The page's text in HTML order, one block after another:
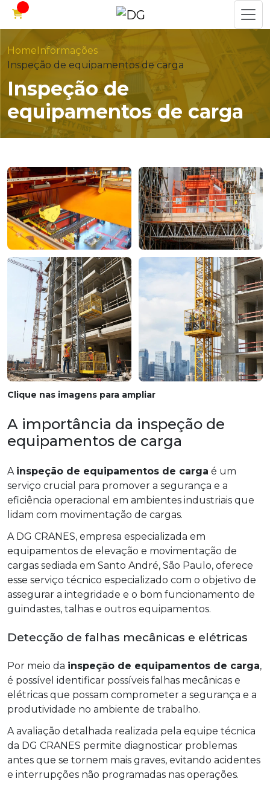
HomeInformações
Inspeção de equipamentos de carga
Inspeção de
equipamentos de carga
Clique nas imagens para ampliar
A importância da inspeção de
equipamentos de carga
A inspeção de equipamentos de carga é um
serviço crucial para promover a segurança e a
eficiência operacional em ambientes industriais que
lidam com movimentação de cargas.
A DG CRANES, empresa especializada em
equipamentos de elevação e movimentação de
cargas sediada em Santo André, São Paulo, oferece
esse serviço técnico especializado com o objetivo de
assegurar a integridade e o bom funcionamento de
guindastes, talhas e outros equipamentos.
Detecção de falhas mecânicas e elétricas
Por meio da inspeção de equipamentos de carga,
é possível identificar possíveis falhas mecânicas e
elétricas que possam comprometer a segurança e a
produtividade no ambiente de trabalho.
A avaliação detalhada realizada pela equipe técnica
da DG CRANES permite diagnosticar problemas
antes que se tornem mais graves, evitando acidentes
e interrupções não programadas nas operações.